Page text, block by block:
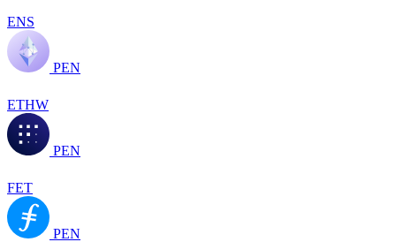
ENS
PEN
ETHW
PEN
FET
PEN